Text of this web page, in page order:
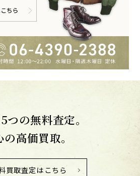
つの無料査定。
高価買取。
買取査定はこちら